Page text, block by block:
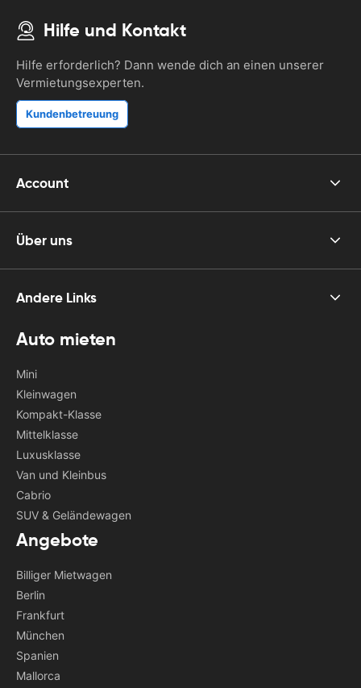
Hilfe und Kontakt
Hilfe erforderlich? Dann wende dich an einen unserer
Vermietungsexperten.
Kundenbetreuung
Account
Über uns
Andere Links
Auto mieten
Mini
Kleinwagen
Kompakt-Klasse
Mittelklasse
Luxusklasse
Van und Kleinbus
Cabrio
SUV & Geländewagen
Angebote
Billiger Mietwagen
Berlin
Frankfurt
München
Spanien
Mallorca